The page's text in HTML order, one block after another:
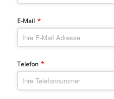
E-Mail *
Telefon *